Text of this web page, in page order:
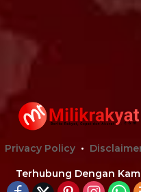
Privacy Policy
Terhubung Dengan